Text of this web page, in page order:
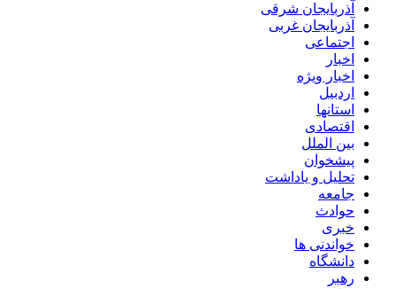
آذربایجان شرقی
آذربایجان غربی
اجتماعی
اخبار
اخبار ویژه
اردبیل
استانها
اقتصادی
بین الملل
پیشخوان
تحلیل و یاداشت
جامعه
حوادث
خبری
خواندنی ها
دانشگاه
رهبر